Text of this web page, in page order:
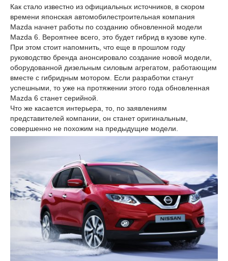
Как стало известно из официальных источников, в скором
времени японская автомобилестроительная компания
Mazda начнет работы по созданию обновленной модели
Mazda 6. Вероятнее всего, это будет гибрид в кузове купе.
При этом стоит напомнить, что еще в прошлом году
руководство бренда анонсировало создание новой модели,
оборудованной дизельным силовым агрегатом, работающим
вместе с гибридным мотором. Если разработки станут
успешными, то уже на протяжении этого года обновленная
Mazda 6 станет серийной.
Что же касается интерьера, то, по заявлениям
представителей компании, он станет оригинальным,
совершенно не похожим на предыдущие модели.